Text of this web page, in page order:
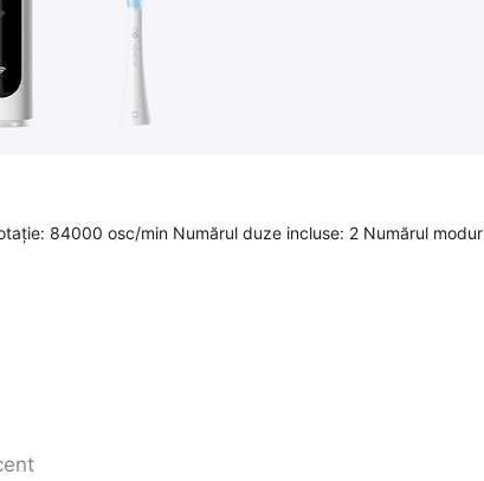
84000 osc/min Numărul duze incluse: 2 Numărul